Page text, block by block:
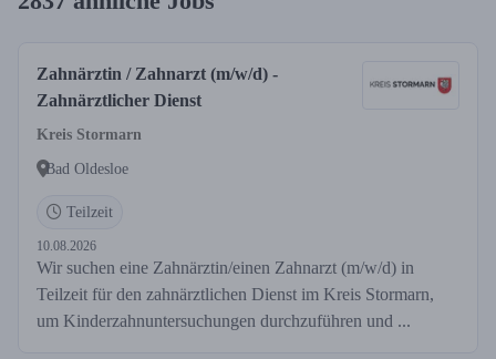
Zahnärztin / Zahnarzt (m/w/d) -
Zahnärztlicher Dienst
Kreis Stormarn
Bad Oldesloe
Teilzeit
10.08.2026
Wir suchen eine Zahnärztin/einen Zahnarzt (m/w/d) in
Teilzeit für den zahnärztlichen Dienst im Kreis Stormarn,
um Kinderzahnuntersuchungen durchzuführen und ...